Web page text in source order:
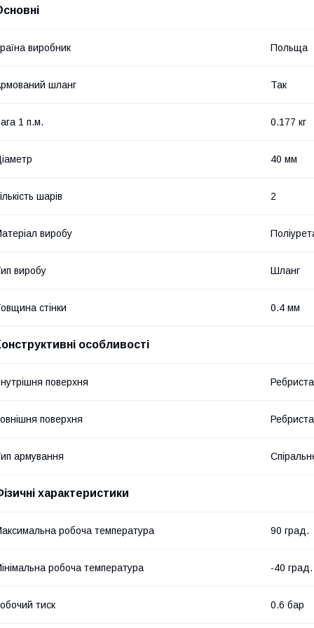
виробник Польща
шланг Так
1 п.м. 0.177 кг
40 мм
шарів 2
виробу
виробу Шланг
стінки 0.4 мм
особливості
поверхня Ребриста
поверхня Ребриста
армування
характеристики
робоча температура 90 град.
робоча температура -40 град.
тиск 0.6 бар